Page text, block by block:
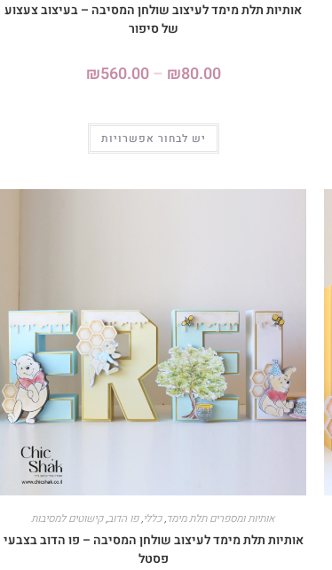
אותיות תלת מימד לעיצוב שולחן המסיבה – בעיצוב צעצוע
של סיפור
₪80.00
–
₪560.00
יש לבחור אפשרויות
אותיות ומספרים תלת מימד,כללי,פו הדוב,קישוטים למסיבות
אותיות תלת מימד לעיצוב שולחן המסיבה – פו הדוב בצבעי
פסטל